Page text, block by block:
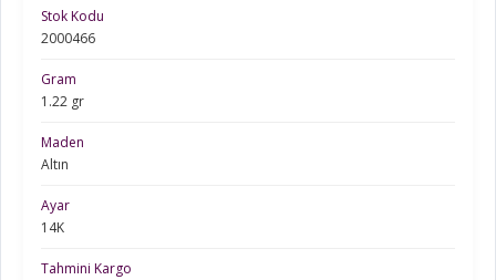
Stok Kodu
2000466
Gram
1.22 gr
Maden
Altın
Ayar
14K
Tahmini Kargo